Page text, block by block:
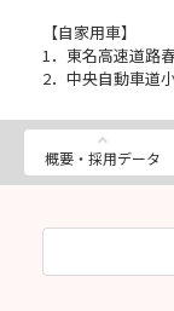
【自家用車】
1．東名高速道路
2．中央自動車道
概要・採用データ